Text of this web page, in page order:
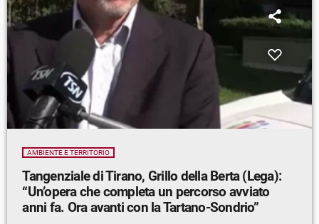
AMBIENTE E TERRITORIO
Tangenziale di Tirano, Grillo della Berta (Lega):
“Un’opera che completa un percorso avviato
anni fa. Ora avanti con la Tartano-Sondrio”